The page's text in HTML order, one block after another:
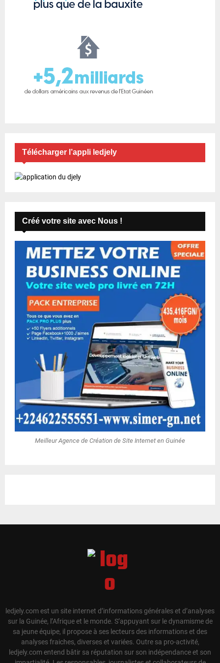
Télécharger l’appli ledjely
Créé votre site avec Nous !
Meilleur Agence de Création de Site Internet en Guinée
ledjely.com est un site internet d’informations générales et d’analyses
sur la Guinée, l’Afrique et le monde. S’appuyant sur le dynamisme de
sa jeune équipe, il propose à ses lecteurs des informations et des
analyses fraiches, diverses et variées. Outre sa pro-activité,
ledjely.com entend bâtir sa réputation sur son indépendance et son